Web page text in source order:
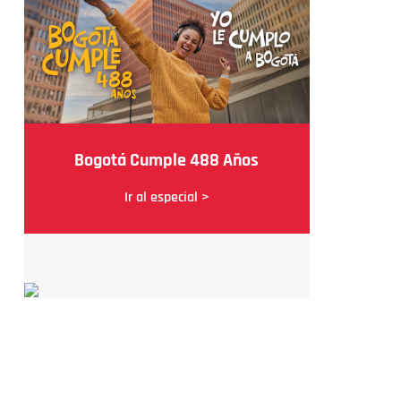
Bogotá Cumple 488 Años
Ir al especial >